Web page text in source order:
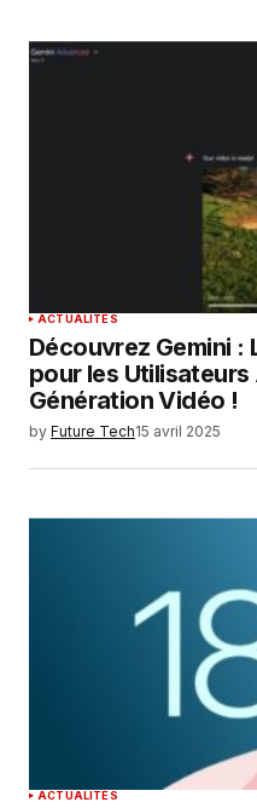
ACTUALITÉS
Découvrez Gemini :
pour les
Génération Vidéo !
by Future Tech15 avril 2025
ACTUALITÉS